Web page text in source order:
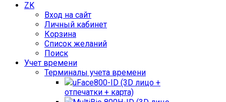
ZK
Вход на сайт
Личный кабинет
Корзина
Список желаний
Поиск
Учет времени
Терминалы учета времени
uFace800-ID (3D лицо +
отпечатки + карта)